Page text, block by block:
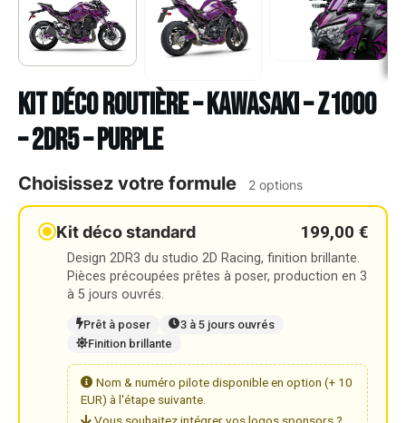
Kit déco Routière – KAWASAKI – Z1000
– 2DR5 – PURPLE
Choisissez votre formule 2 options
Kit déco standard 199,00 €
Design 2DR3 du studio 2D Racing, finition brillante.
Pièces précoupées prêtes à poser, production en 3
à 5 jours ouvrés.
Prêt à poser
3 à 5 jours ouvrés
Finition brillante
Nom & numéro pilote disponible en option (+ 10
EUR) à l'étape suivante.
Vous souhaitez intégrer vos logos sponsors ?